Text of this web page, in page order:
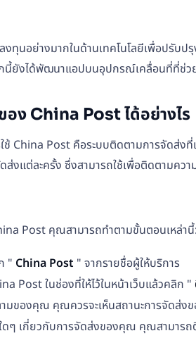
ทุนอย่างมากในด้านเทคโนโลยีเพื่อปรั
นี้ยังได้พัฒนาแอปบนอุปกรณ์เคลื่อนที่ที่ช่ว
ง China Post ได้อย่างไร
China Post คือระบบติดตามการจัดส่ง
งแต่ละครั้ง ซึ่งสามารถใช้เพื่อติดตามควา
Post คุณสามารถทำตามขั้นตอนเหล่านี้:
" China Post " จากรายชื่อผู้ให้บริการ
Post ในช่องที่ให้ไว้ในหน้าเว็บแล้วคลิก "
ามของคุณ คุณควรจะเห็นสถานะการจัดส่
ๆ เกี่ยวกับการจัดส่งของคุณ คุณสามารถ